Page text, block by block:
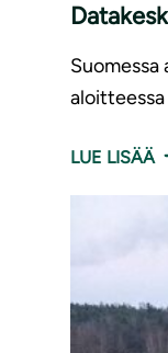
LUE LISÄÄ